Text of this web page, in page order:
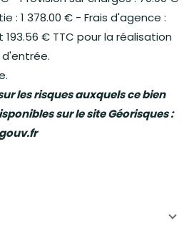
: 1 378.00 € - Frais d'agence :
193.56 € TTC pour la réalisation
les risques auxquels ce bien
sur le site Géorisques :